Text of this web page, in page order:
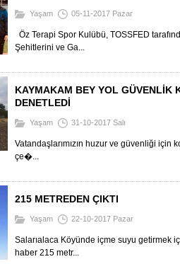
Yaşam 05-11-2017 Pazar
Öz Terapi Spor Kulübü, TOSSFED
Şehitlerini ve Ga...
KAYMAKAM BEY YOL GÜVENLİK
DENETLEDİ
Yaşam 31-10-2017 Salı
Vatandaşlarımızın huzur ve güvenliği için
çe�...
215 METREDEN ÇIKTI
Yaşam 22-10-2017 Pazar
Salarıalaca Köyünde içme suyu getirmek
haber 215 metr...